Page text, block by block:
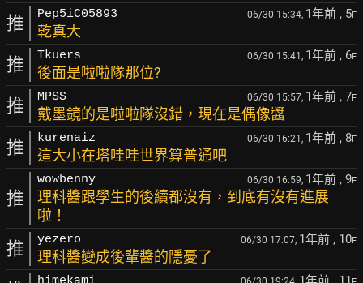
推 Pep5iC05893 06/30 15:34, 1年前 , 5F
乾真大
推 Tkuers 06/30 15:41, 1年前 , 6F
後面是啦啦隊那位?
推 MPSS 06/30 15:57, 1年前 , 7F
戴墨鏡的是啦啦隊沒錯，現在是偶像醬
推 kurenaiz 06/30 16:21, 1年前 , 8F
這大小在塔哇哇世界算普通吧
推
wowbenny 06/30 16:59, 1年前 , 9F
理科醬跟學生的後續都沒有，到底有沒有進展
啦！
推 yezero 06/30 17:07, 1年前 , 10F
理科醬變成後輩醬的隱憂了